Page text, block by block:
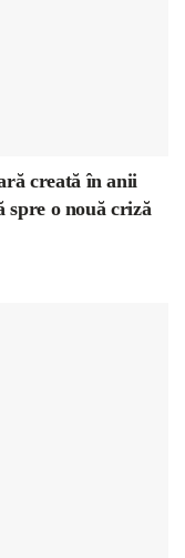
creată în anii
spre o nouă criză